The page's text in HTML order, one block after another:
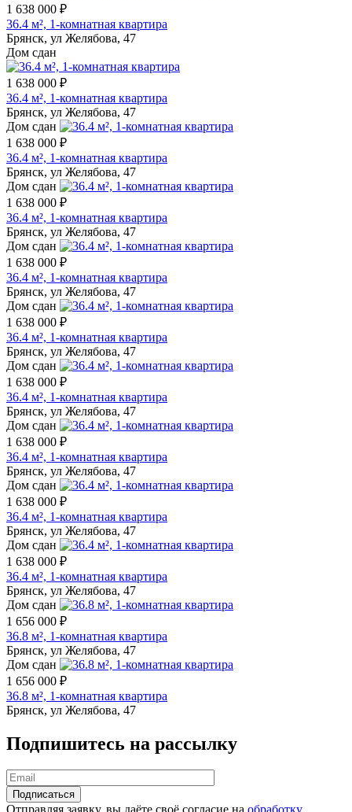
1 638 000 ₽
36.4 м², 1-комнатная квартира
Брянск, ул Желябова, 47
Дом сдан
1 638 000 ₽
36.4 м², 1-комнатная квартира
Брянск, ул Желябова, 47
Дом сдан
1 638 000 ₽
36.4 м², 1-комнатная квартира
Брянск, ул Желябова, 47
Дом сдан
1 638 000 ₽
36.4 м², 1-комнатная квартира
Брянск, ул Желябова, 47
Дом сдан
1 638 000 ₽
36.4 м², 1-комнатная квартира
Брянск, ул Желябова, 47
Дом сдан
1 638 000 ₽
36.4 м², 1-комнатная квартира
Брянск, ул Желябова, 47
Дом сдан
1 638 000 ₽
36.4 м², 1-комнатная квартира
Брянск, ул Желябова, 47
Дом сдан
1 638 000 ₽
36.4 м², 1-комнатная квартира
Брянск, ул Желябова, 47
Дом сдан
1 638 000 ₽
36.4 м², 1-комнатная квартира
Брянск, ул Желябова, 47
Дом сдан
1 638 000 ₽
36.4 м², 1-комнатная квартира
Брянск, ул Желябова, 47
Дом сдан
1 656 000 ₽
36.8 м², 1-комнатная квартира
Брянск, ул Желябова, 47
Дом сдан
1 656 000 ₽
36.8 м², 1-комнатная квартира
Брянск, ул Желябова, 47
Подпишитесь на рассылку